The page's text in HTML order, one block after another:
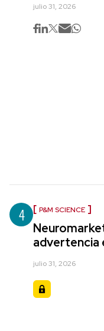
julio 31, 2026
4 P&M SCIENCE
advertencia
julio 31, 2026